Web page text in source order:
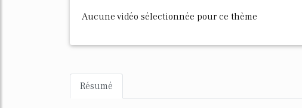
Aucune vidéo sélectionnée pour ce thème
Résumé